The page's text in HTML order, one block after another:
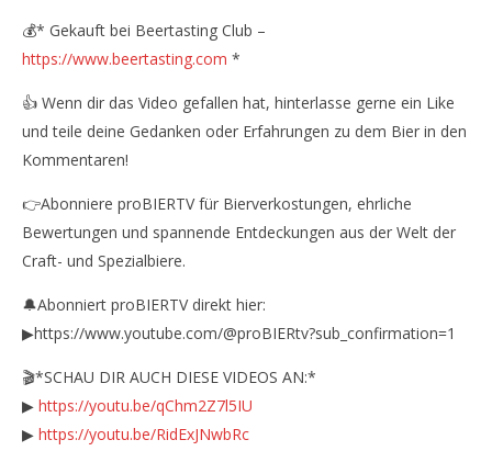
💰* Gekauft bei Beertasting Club –
https://www.beertasting.com *
👍 Wenn dir das Video gefallen hat, hinterlasse gerne ein Like
und teile deine Gedanken oder Erfahrungen zu dem Bier in den
Kommentaren!
👉Abonniere proBIERTV für Bierverkostungen, ehrliche
Bewertungen und spannende Entdeckungen aus der Welt der
Craft- und Spezialbiere.
🔔Abonniert proBIERTV direkt hier:
▶https://www.youtube.com/@proBIERtv?sub_confirmation=1
🎬*SCHAU DIR AUCH DIESE VIDEOS AN:*
▶ https://youtu.be/qChm2Z7l5IU
▶ https://youtu.be/RidExJNwbRc